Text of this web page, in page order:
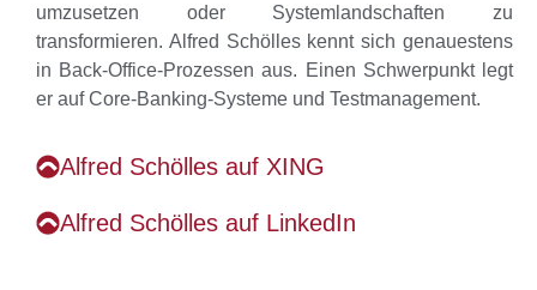
umzusetzen oder Systemlandschaften zu
transformieren. Alfred Schölles kennt sich genauestens
in Back-Office-Prozessen aus. Einen Schwerpunkt legt
er auf Core-Banking-Systeme und Testmanagement.
Alfred Schölles auf XING
Alfred Schölles auf LinkedIn